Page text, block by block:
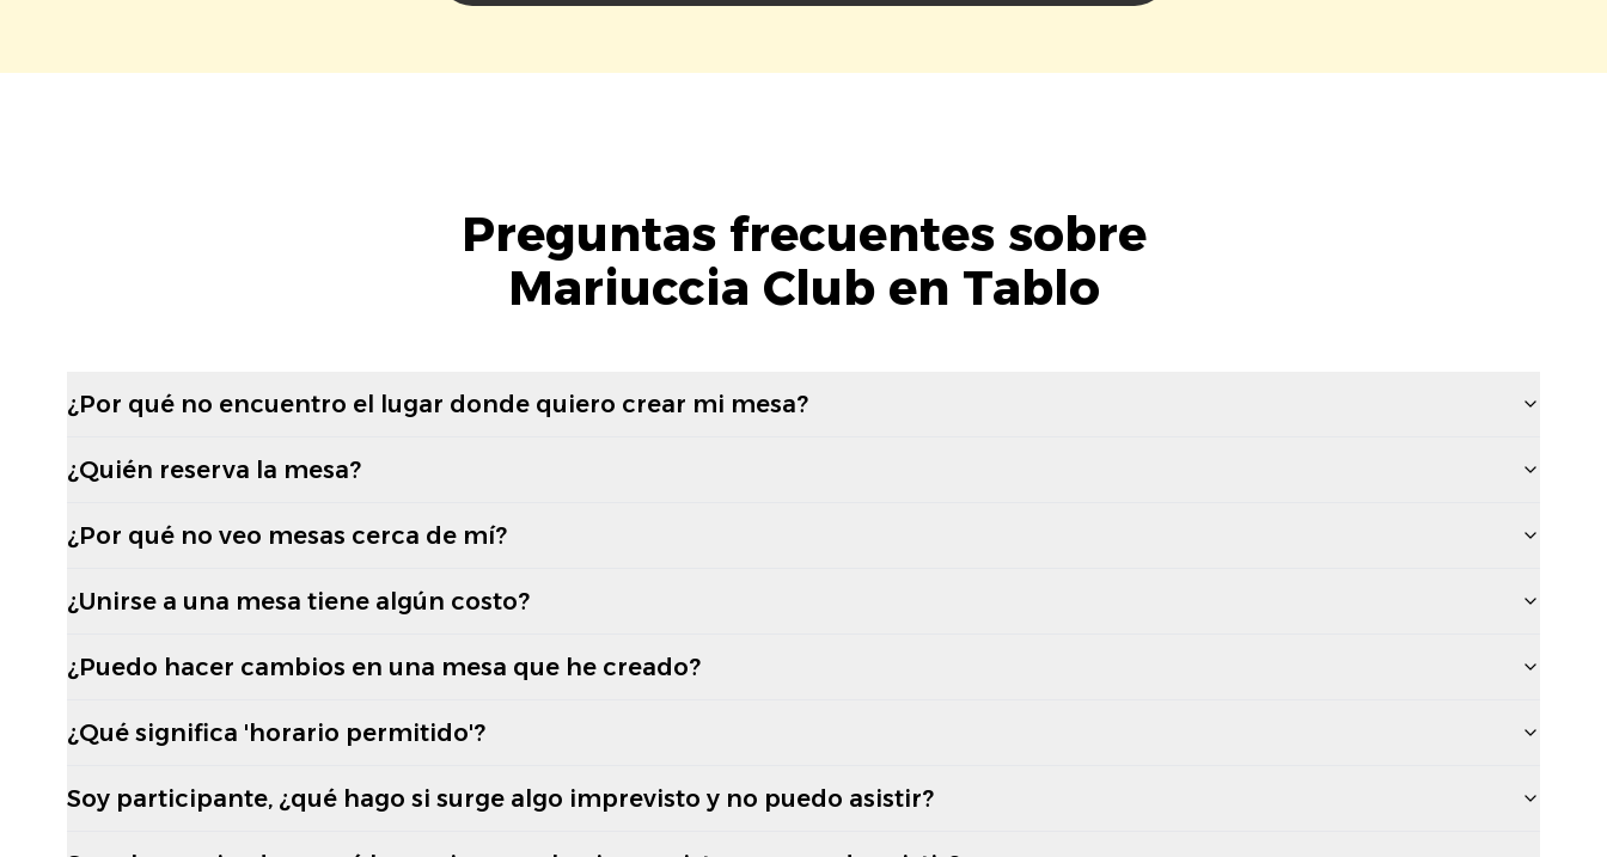
Preguntas frecuentes sobre
Mariuccia Club en Tablo
¿Por qué no encuentro el lugar donde quiero crear mi mesa?
¿Quién reserva la mesa?
¿Por qué no veo mesas cerca de mí?
¿Unirse a una mesa tiene algún costo?
¿Puedo hacer cambios en una mesa que he creado?
¿Qué significa 'horario permitido'?
Soy participante, ¿qué hago si surge algo imprevisto y no puedo asistir?